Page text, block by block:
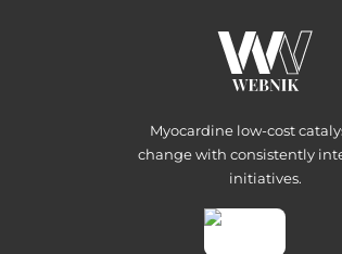
Myocardine low-cost
change with consistently
initiatives.